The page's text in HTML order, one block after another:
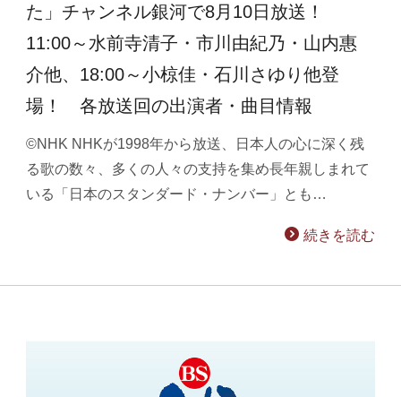
た」チャンネル銀河で8月10日放送！
11:00～水前寺清子・市川由紀乃・山内惠
介他、18:00～小椋佳・石川さゆり他登
場！ 各放送回の出演者・曲目情報
©NHK NHKが1998年から放送、日本人の心に深く残
る歌の数々、多くの人々の支持を集め長年親しまれて
いる「日本のスタンダード・ナンバー」とも…
続きを読む